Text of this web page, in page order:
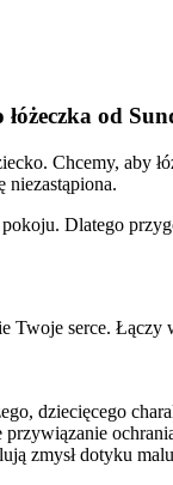
od
Chcemy, aby
niezastąpiona.
Dlatego
serce.
dziecięcego
zmysł dotyku